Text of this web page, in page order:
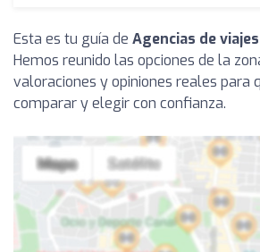
Esta es tu guía de Agencias de
Hemos reunido las opciones de la
valoraciones y opiniones reales para
comparar y elegir con confianza.